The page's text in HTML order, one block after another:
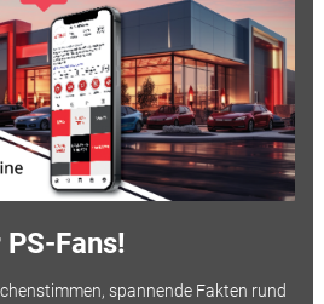
Fans!
spannende Fakten rund